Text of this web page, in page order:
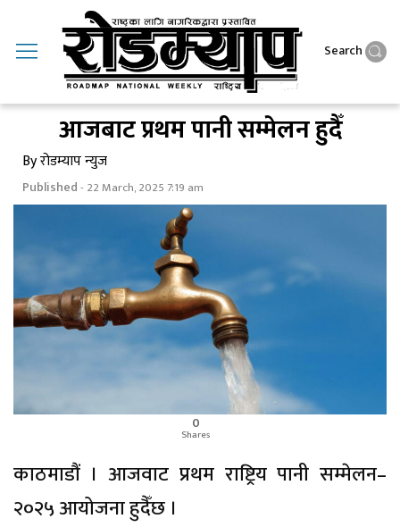
Search
आजबाट प्रथम पानी सम्मेलन हुदैँ
By रोडम्याप न्युज
Published- 22 March, 2025 7:19 am
0
Shares
काठमाडौं । आजवाट प्रथम राष्ट्रिय पानी सम्मेलन–
२०२५ आयोजना हुदैँछ ।